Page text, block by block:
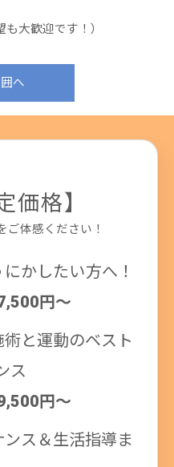
大歓迎です！）
へ
価格】
ご体感ください！
かしたい方へ！
円～
と運動のベスト
ス
円～
ス＆生活指導ま